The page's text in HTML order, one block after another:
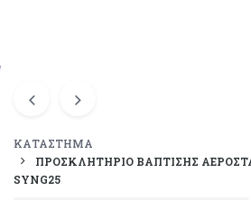
ΚΑΤΆΣΤΗΜΑ
ΠΡΟΣΚΛΗΤΉΡΙΟ ΒΆΠΤΙΣΗΣ
SYNG25